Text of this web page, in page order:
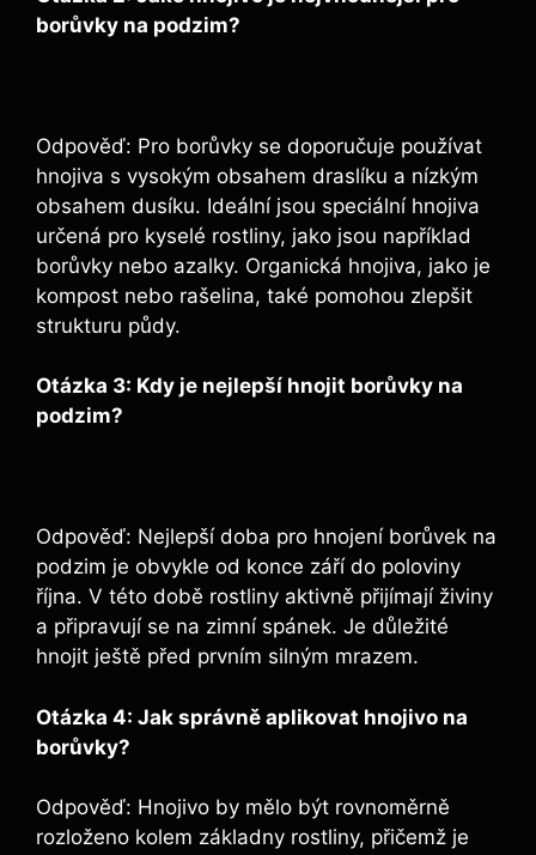
⁤borůvky ⁢na podzim?
Odpověď: Pro borůvky​ se⁢ doporučuje používat
hnojiva s ‌vysokým obsahem draslíku a nízkým⁢
obsahem⁢ dusíku. Ideální jsou speciální hnojiva
určená pro‍ kyselé ⁢rostliny, jako jsou například‌
borůvky⁣ nebo azalky.​ Organická hnojiva, jako ⁢je
‌kompost nebo rašelina, také pomohou zlepšit
strukturu půdy.
Otázka ⁢3: Kdy je nejlepší ​hnojit ⁣borůvky na
podzim?
Odpověď: Nejlepší doba pro hnojení​ borůvek na‌
podzim je obvykle⁣ od konce září do poloviny‌
října. V této době rostliny​ aktivně přijímají ⁢živiny
a připravují se na zimní⁢ spánek.⁣ Je důležité
hnojit ještě⁤ před prvním silným mrazem.
Otázka 4: Jak ​správně aplikovat hnojivo na
‍borůvky?
Odpověď: Hnojivo by mělo být ​rovnoměrně
⁢rozloženo kolem základny ⁣rostliny, přičemž‌ je